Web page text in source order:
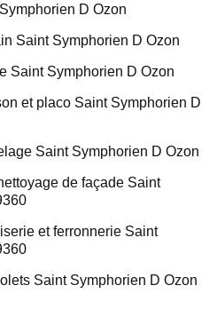
D Ozon
Saint Symphorien D Ozon
Saint Symphorien D Ozon
et placo Saint Symphorien D
Saint Symphorien D Ozon
de façade Saint
et ferronnerie Saint
Saint Symphorien D Ozon